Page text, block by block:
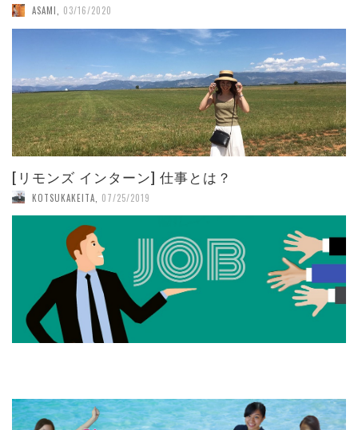
ASAMI 03/16/2020
[リモンズ インターン] 仕事とは？
KOTSUKAKEITA 07/25/2019